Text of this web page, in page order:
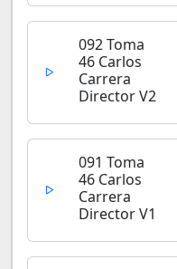
092 Toma
46 Carlos
Carrera
Director V2
091 Toma
46 Carlos
Carrera
Director V1